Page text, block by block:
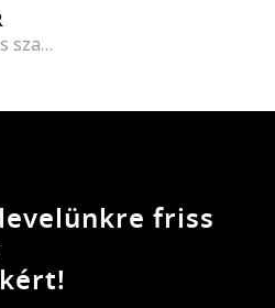
Flag telitalpú sarokpántos szandál, Fekete
friss